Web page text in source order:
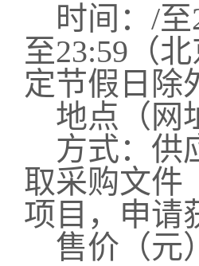
时间： /至
至23:59 （
定节假日除
地点（网
方式： 供
取采购文件
项目，申请
售价（元